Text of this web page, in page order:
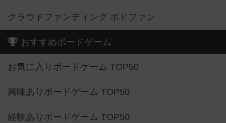
クラウドファンディング ボドファン
おすすめボードゲーム
お気に入りボードゲーム TOP50
興味ありボードゲーム TOP50
経験ありボードゲーム TOP50